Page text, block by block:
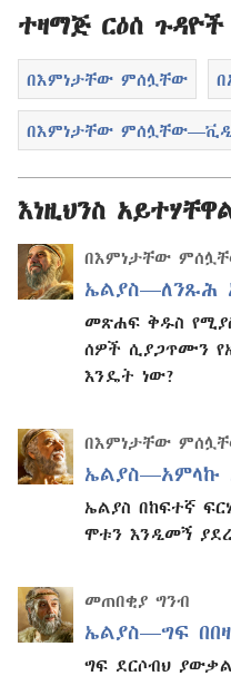
ተዛማጅ ርዕሰ ጉዳዮች
በእምነታቸው ምሰሏቸው
በእምነታቸው
እነዚህንስ
በእምነታቸው
ኤልያስ—ለንጹሕ
መጽሐፍ ቅዱስ
ሰዎች ሲያጋጥሙን
እንዴት ነው?
በእምነታቸው
ኤልያስ—አምላኩ
ኤልያስ በከፍተኛ
ሞቱን እንዲመኝ
መጠበቂያ ግንብ
ኤልያስ—ግፍ
ግፍ ደርሶብህ